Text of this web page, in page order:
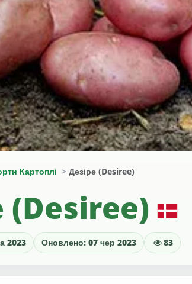
Картоплі Дезіре (Desiree)
(Desiree)
2023 Оновлено: 07 чер 2023 83